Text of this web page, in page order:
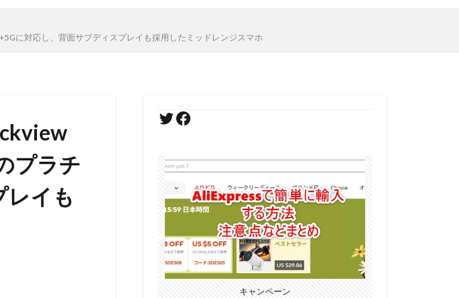
に対応し、背面サブディスプレイも採用したミッドレンジスマホ
プラチ
レイも
キャンペーン